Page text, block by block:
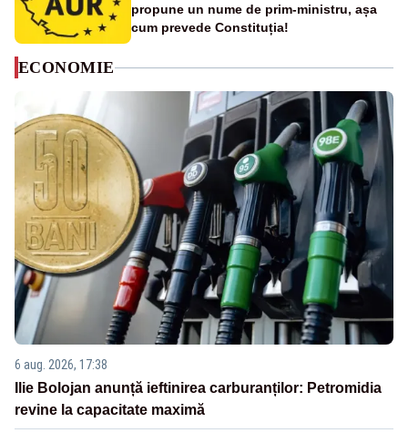
propune un nume de prim-ministru, așa
cum prevede Constituția!
ECONOMIE
6 aug. 2026, 17:38
Ilie Bolojan anunță ieftinirea carburanților: Petromidia
revine la capacitate maximă